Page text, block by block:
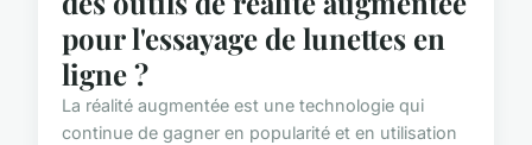
pour l'essayage de lunettes en
ligne ?
La réalité augmentée est une technologie qui
continue de gagner en popularité et en utilisation